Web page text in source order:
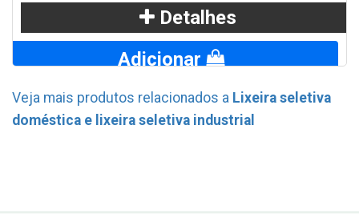
Detalhes
Adicionar
WhatsApp
Veja mais produtos relacionados a Lixeira seletiva
doméstica e lixeira seletiva industrial